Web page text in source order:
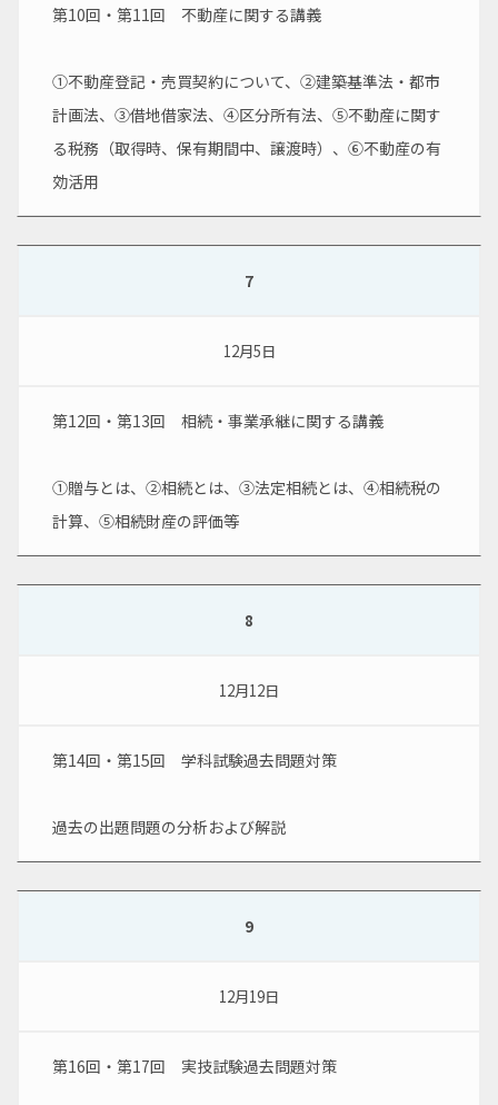
第10回・第11回　不動産に関する講義
①不動産登記・売買契約について、②建築基準法・都市
計画法、③借地借家法、④区分所有法、⑤不動産に関す
る税務（取得時、保有期間中、譲渡時）、⑥不動産の有
効活用
7
12月5日
第12回・第13回　相続・事業承継に関する講義
①贈与とは、②相続とは、③法定相続とは、④相続税の
計算、⑤相続財産の評価等
8
12月12日
第14回・第15回　学科試験過去問題対策
過去の出題問題の分析および解説
9
12月19日
第16回・第17回　実技試験過去問題対策